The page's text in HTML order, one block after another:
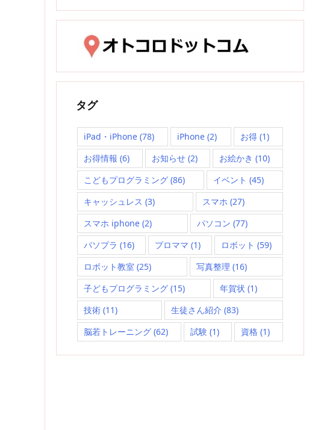
タグ
iPad・iPhone (78) iPhone (2) お得(1)
お得情報 (6) お知らせ(2) お絵かき (10)
こどもプログラミング (86) イベント (45)
キャッシュレス (3) スマホ (27)
スマホ iphone (2) パソコン (77)
パソプラ (16) プロママ (1) ロボット (59)
ロボット教室 (25) 写真整理 (16)
子どもプログラミング (15) 年賀状 (1)
技術 (11) 生徒さん紹介 (83)
脳若トレーニング (62) 試験 (1) 資格 (1)